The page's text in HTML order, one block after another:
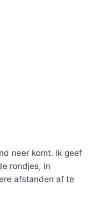
neer komt. Ik geef
rondjes, in
afstanden af te